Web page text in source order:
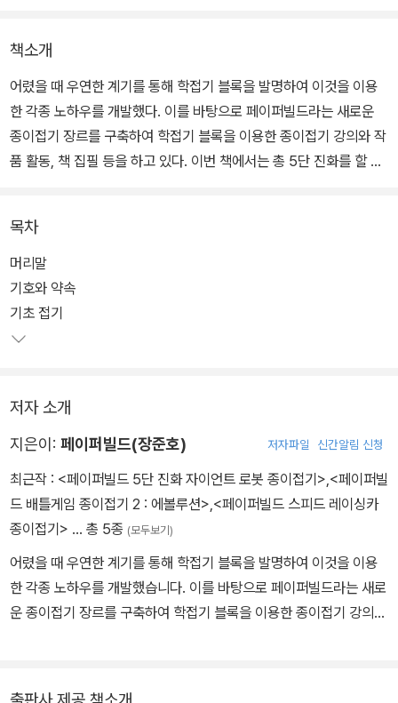
책소개
어렸을 때 우연한 계기를 통해 학접기 블록을 발명하여 이것을 이용
한 각종 노하우를 개발했다. 이를 바탕으로 페이퍼빌드라는 새로운
종이접기 장르를 구축하여 학접기 블록을 이용한 종이접기 강의와 작
품 활동, 책 집필 등을 하고 있다. 이번 책에서는 총 5단 진화를 할 수
목차
머리말
기호와 약속
기초 접기
저자 소개
지은이: 페이퍼빌드(장준호) 저자파일 신간알림 신청
최근작 : <페이퍼빌드 5단 진화 자이언트 로봇 종이접기>,<페이퍼빌
드 배틀게임 종이접기 2 : 에볼루션>,<페이퍼빌드 스피드 레이싱카
종이접기> … 총 5종 (모두보기)
어렸을 때 우연한 계기를 통해 학접기 블록을 발명하여 이것을 이용
한 각종 노하우를 개발했습니다. 이를 바탕으로 페이퍼빌드라는 새로
운 종이접기 장르를 구축하여 학접기 블록을 이용한 종이접기 강의와